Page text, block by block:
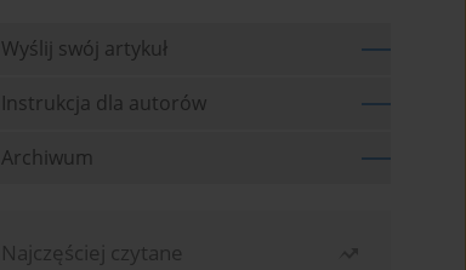
Wyślij swój artykuł
Instrukcja dla autorów
Archiwum
Najczęściej czytane